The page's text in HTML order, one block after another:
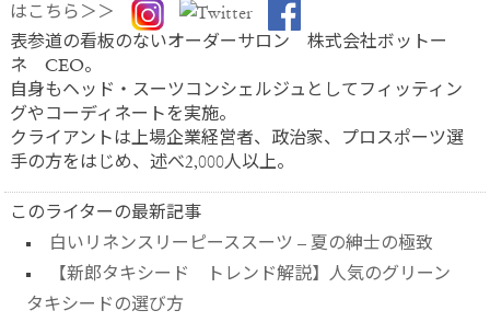
はこちら＞＞
表参道の看板のないオーダーサロン 株式会社ボットー
ネ CEO。
自身もヘッド・スーツコンシェルジュとしてフィッティン
グやコーディネートを実施。
クライアントは上場企業経営者、政治家、プロスポーツ選
手の方をはじめ、述べ2,000人以上。
このライターの最新記事
白いリネンスリーピーススーツ – 夏の紳士の極致
【新郎タキシード トレンド解説】人気のグリーン
タキシードの選び方